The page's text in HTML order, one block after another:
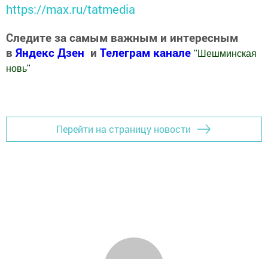
https://max.ru/tatmedia
Следите за самым важным и интересным
в Яндекс Дзен и Телеграм канале " Шешминская
новь"
Перейти на страницу новости